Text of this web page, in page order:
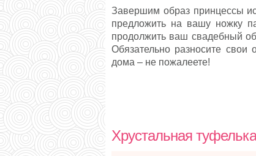
Завершим образ принцессы
предложить на вашу ножку
продолжить ваш свадебный
Обязательно разносите
дома – не пожалеете!
Хрустальная туфелька